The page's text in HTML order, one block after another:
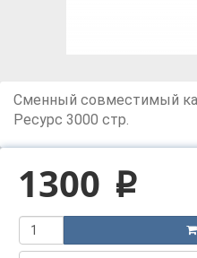
Сменный совместимый
Ресурс 3000 стр.
1300 p